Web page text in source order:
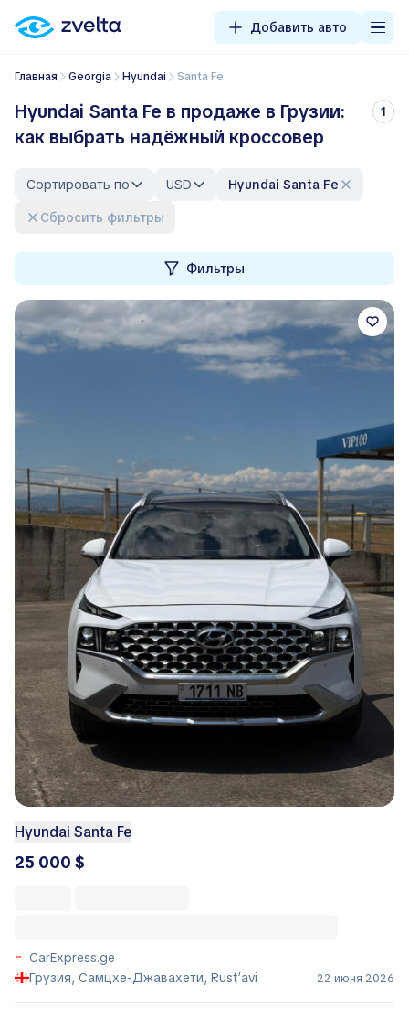
Добавить авто
Главная Georgia Hyundai Santa Fe
Hyundai Santa Fe в продаже в Грузии:
как выбрать надёжный кроссовер
1
Сортировать по USD
Hyundai Santa Fe
Сбросить фильтры
Фильтры
Hyundai Santa Fe
25 000 $
CarExpress.ge
Грузия, Самцхе-Джавахети, Rust’avi
22 июня 2026